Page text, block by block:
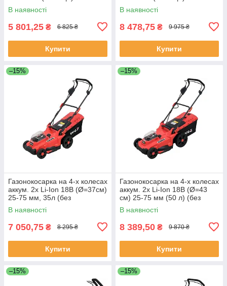
В наявності
5 801,25 ₴ 6 825 ₴
Купити
В наявності
8 478,75 ₴ 9 975 ₴
Купити
–15%
Газонокосарка на 4-х колесах
аккум. 2х Li-Ion 18В (Ø=37см)
25-75 мм, 35л (без
акумулятора і зарядного
пристрою) Yato YT-85223
В наявності
7 050,75 ₴ 8 295 ₴
Купити
–15%
Газонокосарка на 4-х колесах
аккум. 2х Li-Ion 18В (Ø=43
см) 25-75 мм (50 л) (без
аккум і ЗП) Yato YT-85225
В наявності
8 389,50 ₴ 9 870 ₴
Купити
–15% –15%